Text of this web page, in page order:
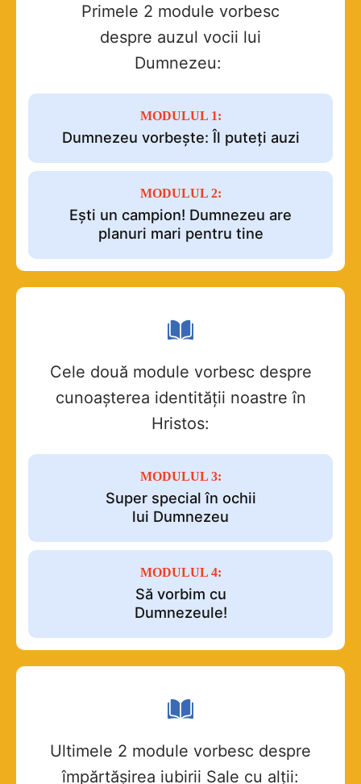
Primele 2 module vorbesc
despre auzul vocii lui
Dumnezeu:
MODULUL 1:
Dumnezeu vorbește: Îl puteți auzi
MODULUL 2:
Ești un campion! Dumnezeu are
planuri mari pentru tine
Cele două module vorbesc despre
cunoașterea identității noastre în
Hristos:
MODULUL 3:
Super special în ochii
lui Dumnezeu
MODULUL 4:
Să vorbim cu
Dumnezeule!
Ultimele 2 module vorbesc despre
împărtășirea iubirii Sale cu alții: